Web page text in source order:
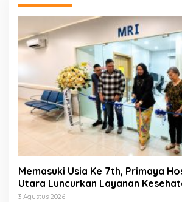
Memasuki Usia Ke 7th, Primaya
Utara Luncurkan Layanan
Wellness Center, Brain Dan
3 Agustus 2026